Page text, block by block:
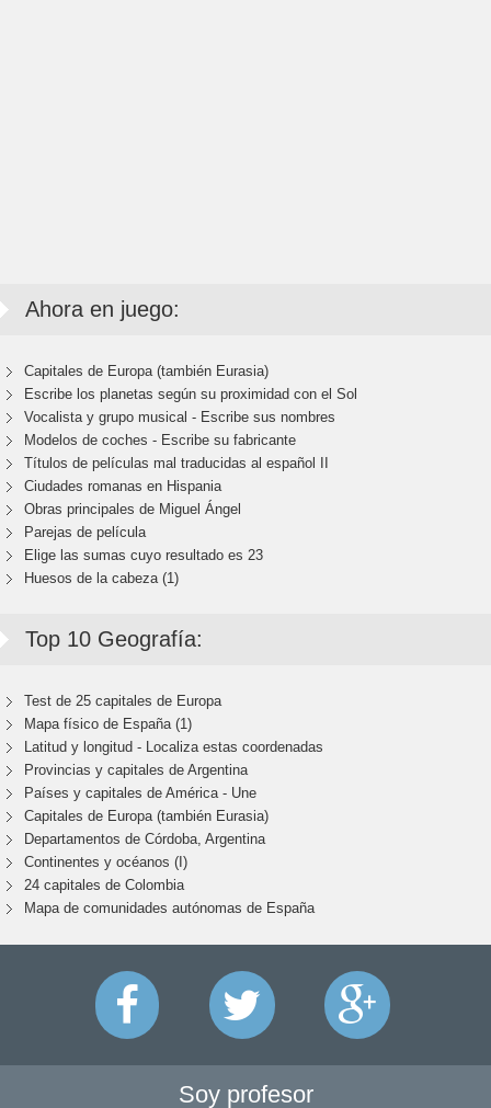
Ahora en juego:
Capitales de Europa (también Eurasia)
Escribe los planetas según su proximidad con el Sol
Vocalista y grupo musical - Escribe sus nombres
Modelos de coches - Escribe su fabricante
Títulos de películas mal traducidas al español II
Ciudades romanas en Hispania
Obras principales de Miguel Ángel
Parejas de película
Elige las sumas cuyo resultado es 23
Huesos de la cabeza (1)
Top 10 Geografía:
Test de 25 capitales de Europa
Mapa físico de España (1)
Latitud y longitud - Localiza estas coordenadas
Provincias y capitales de Argentina
Países y capitales de América - Une
Capitales de Europa (también Eurasia)
Departamentos de Córdoba, Argentina
Continentes y océanos (I)
24 capitales de Colombia
Mapa de comunidades autónomas de España
Soy profesor